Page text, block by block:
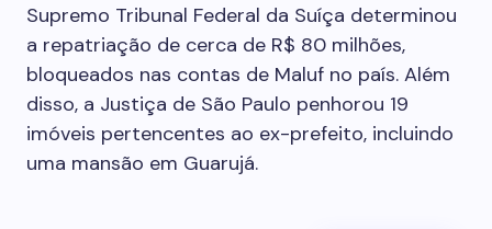
Supremo Tribunal Federal da Suíça determinou
a repatriação de cerca de R$ 80 milhões,
bloqueados nas contas de Maluf no país. Além
disso, a Justiça de São Paulo penhorou 19
imóveis pertencentes ao ex-prefeito, incluindo
uma mansão em Guarujá.